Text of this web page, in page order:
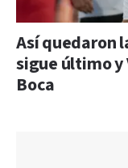
Así quedaron
sigue último y
Boca